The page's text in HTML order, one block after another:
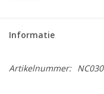
Informatie
Artikelnummer: NC030